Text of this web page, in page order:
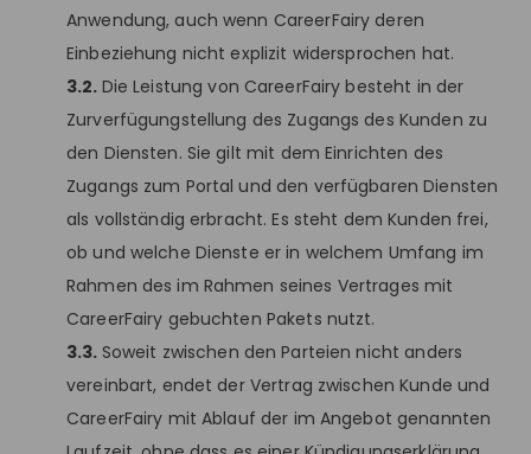
Anwendung, auch wenn CareerFairy deren
Einbeziehung nicht explizit widersprochen hat.
3.2. Die Leistung von CareerFairy besteht in der
Zurverfügungstellung des Zugangs des Kunden zu
den Diensten. Sie gilt mit dem Einrichten des
Zugangs zum Portal und den verfügbaren Diensten
als vollständig erbracht. Es steht dem Kunden frei,
ob und welche Dienste er in welchem Umfang im
Rahmen des im Rahmen seines Vertrages mit
CareerFairy gebuchten Pakets nutzt.
3.3. Soweit zwischen den Parteien nicht anders
vereinbart, endet der Vertrag zwischen Kunde und
CareerFairy mit Ablauf der im Angebot genannten